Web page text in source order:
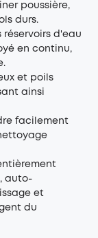
poussière,
durs.
réservoirs d'eau
en continu,
et poils
ainsi
facilement
auto-
et
du